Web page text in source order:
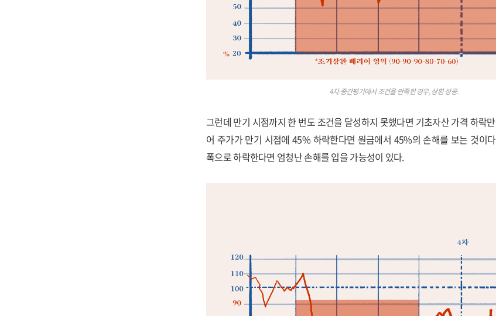
4차 중간평가에서 조건을 만족한 경우, 상환 성공.
그런데 만기 시점까지 한 번도 조건을 달성하지 못했다면 기초자산 가격 하락
어 주가가 만기 시점에 45% 하락한다면 원금에서 45%의 손해를 보는 것이
폭으로 하락한다면 엄청난 손해를 입을 가능성이 있다.